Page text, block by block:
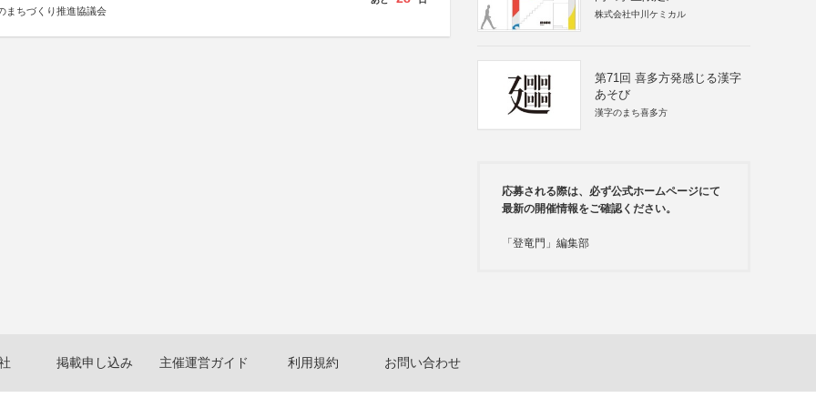
まちづくり推進協議会 株式会社中川ケミカル
第71回 喜多方発感じる漢字
あそび
漢字のまち喜多方
応募される際は、必ず公式ホームページにて
最新の開催情報をご確認ください。
「登竜門」編集部
掲載申し込み 主催運営ガイド 利用規約 お問い合わせ